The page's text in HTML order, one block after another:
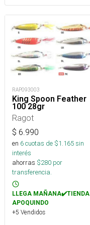
RAP093003
King Spoon Feather
100 28gr
Ragot
$ 6.990
en 6cuotas de $1.165sin
interés
ahorras $280 por
transferencia.
LLEGA MAÑANA✔️TIENDA
APOQUINDO
+5 Vendidos